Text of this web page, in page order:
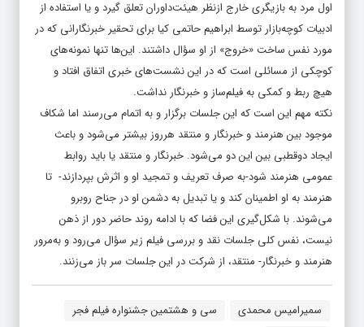
اول مرد به بازیگری خارج ازنظر هیئت‌داوران تعلق گیرد و یا استفاده از
ادبیات کوچه‌بازار توسط ابراهیم حاتمی کیا برای تحقیر خبرنگارانی که در
مورد نفس ساخت «خروج» از او سؤال داشتند. این‌ها تنها نمونه‌های
کوچکی از مسائلی است که در این نشست‌های خبری اتفاق افتاد و
هیچ ربط و کمکی به فیلم‌ساز و خبرنگار نداشت.
نکته مهم این است که این جلسات برگزار و به اتمام می‌رسند اما شکاف
موجود بین هنرمند و خبرنگار و منتقد هرروز بیشتر می‌شود و باعث
ایجاد دوقطبی بین این دو می‌شود. خبرنگار و منتقد یا باید روابط
عمومی هنرمند شود-به صرف تعریف و تمجید او و اثرش بپردازند- تا
هنرمند به او اطمینان کند و یا تبدیل به دشمن او در جناح روبرو
می‌شوند. با شکل‌گیری این فضا که با ادامه روند حاضر دور از ذهن
نیست، نفس کلی جلسات نقد و بررسی فیلم زیر سؤال می‌رود و به‌مرور
هنرمند و خبرنگار- منتقد، از شرکت در این جلسات سر باز می‌زنند.
سمیرامیس محمدی
سی و هشتمین جشنواره فیلم فجر